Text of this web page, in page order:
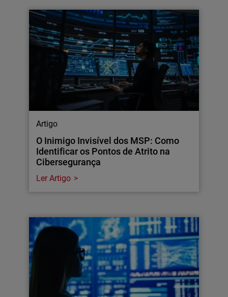
Artigo
O Inimigo Invisível dos MSP: Como
Identificar os Pontos de Atrito na
Cibersegurança
Ler Artigo